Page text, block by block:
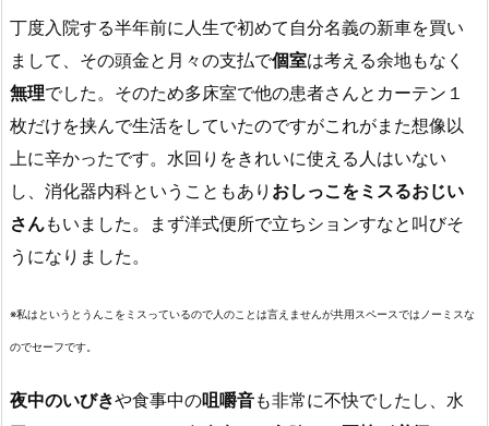
丁度入院する半年前に人生で初めて自分名義の新車を買い
まして、その頭金と月々の支払で個室は考える余地もなく
無理でした。そのため多床室で他の患者さんとカーテン１
枚だけを挟んで生活をしていたのですがこれがまた想像以
上に辛かったです。水回りをきれいに使える人はいない
し、消化器内科ということもあり おしっこをミスるおじい
さんもいました。まず洋式便所で立ちションすなと叫びそ
うになりました。
※私はというとうんこをミスっているので人のことは言えませんが共用スペースではノーミスな
のでセーフです。
夜中のいびきや食事中の咀嚼音も非常に不快でしたし、水